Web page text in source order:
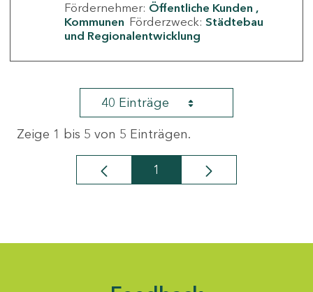
Fördernehmer: Öffentliche Kunden
Kommunen Förderzweck: Städtebau
und Regionalentwicklung
40 Einträge
Zeige 1 bis 5 von 5 Einträgen.
Seite
1